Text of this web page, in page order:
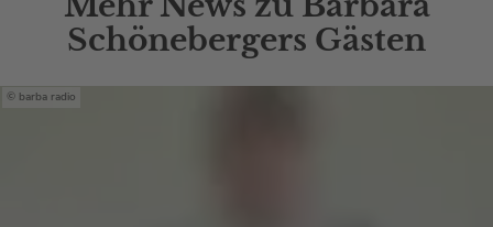
Schönebergers Gästen
barba radio